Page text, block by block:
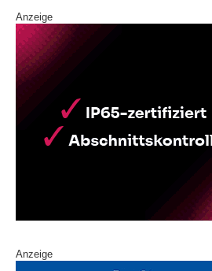
Anzeige
Anzeige